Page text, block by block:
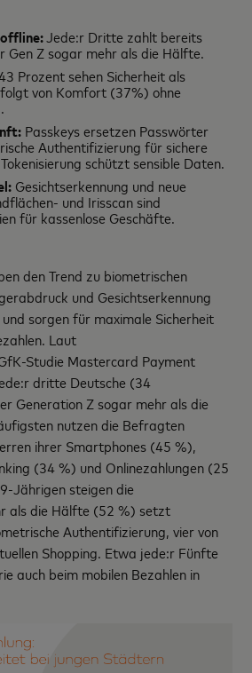
offline:Jede:r Dritte zahlt bereits
Gen Z sogar mehr als die Hälfte.
Prozent sehen Sicherheit als
von Komfort (37%) ohne
Passkeys ersetzen Passwörter
Authentifizierung für sichere
schützt sensible Daten.
Gesichtserkennung und neue
und Irisscan sind
für kassenlose Geschäfte.
den Trend zu biometrischen
und Gesichtserkennung
sorgen für maximale Sicherheit
Laut
Studie Mastercard Payment
dritte Deutsche (34
Generation Z sogar mehr als die
nutzen die Befragten
ihrer Smartphones (45 %),
(34 %) und Onlinezahlungen (25
Jährigen steigen die
als die Hälfte (52 %) setzt
Authentifizierung, vier von
Shopping. Etwa jede:r Fünfte
auch beim mobilen Bezahlen in